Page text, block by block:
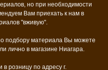
но при необходимости
Вам приехать к нам в
"вживую".
подбору материала Вы можете
лично в магазине Ниагара.
розницу по адресу г.